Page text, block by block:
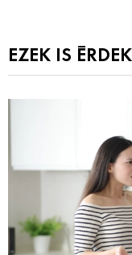
EZEK IS